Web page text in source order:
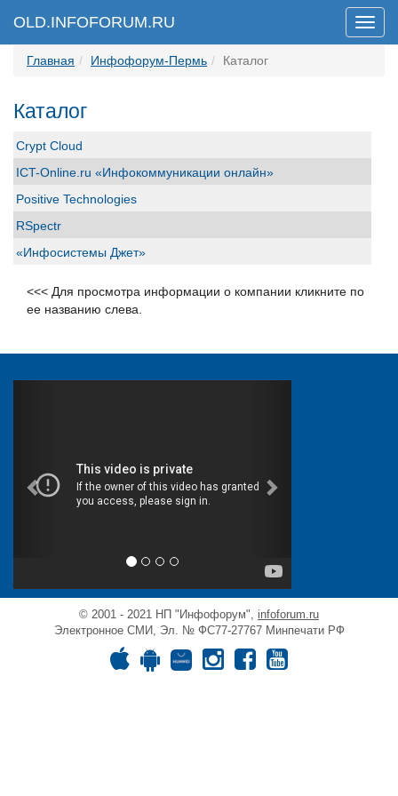
Меню
OLD.INFOFORUM.RU
Главная Инфофорум-Пермь Каталог
Каталог
Crypt Cloud
ICT-Online.ru «Инфокоммуникации онлайн»
Positive Technologies
RSpectr
«Инфосистемы Джет»
Вестник связи
Портал ГАРАНТ.РУ
РЕД СОФТ
<<< Для просмотра информации о компании кликните по
ее названию слева.
© 2001 - 2021 НП "Инфофорум", infoforum.ru
Электронное СМИ, Эл. № ФС77-27767 Минпечати РФ